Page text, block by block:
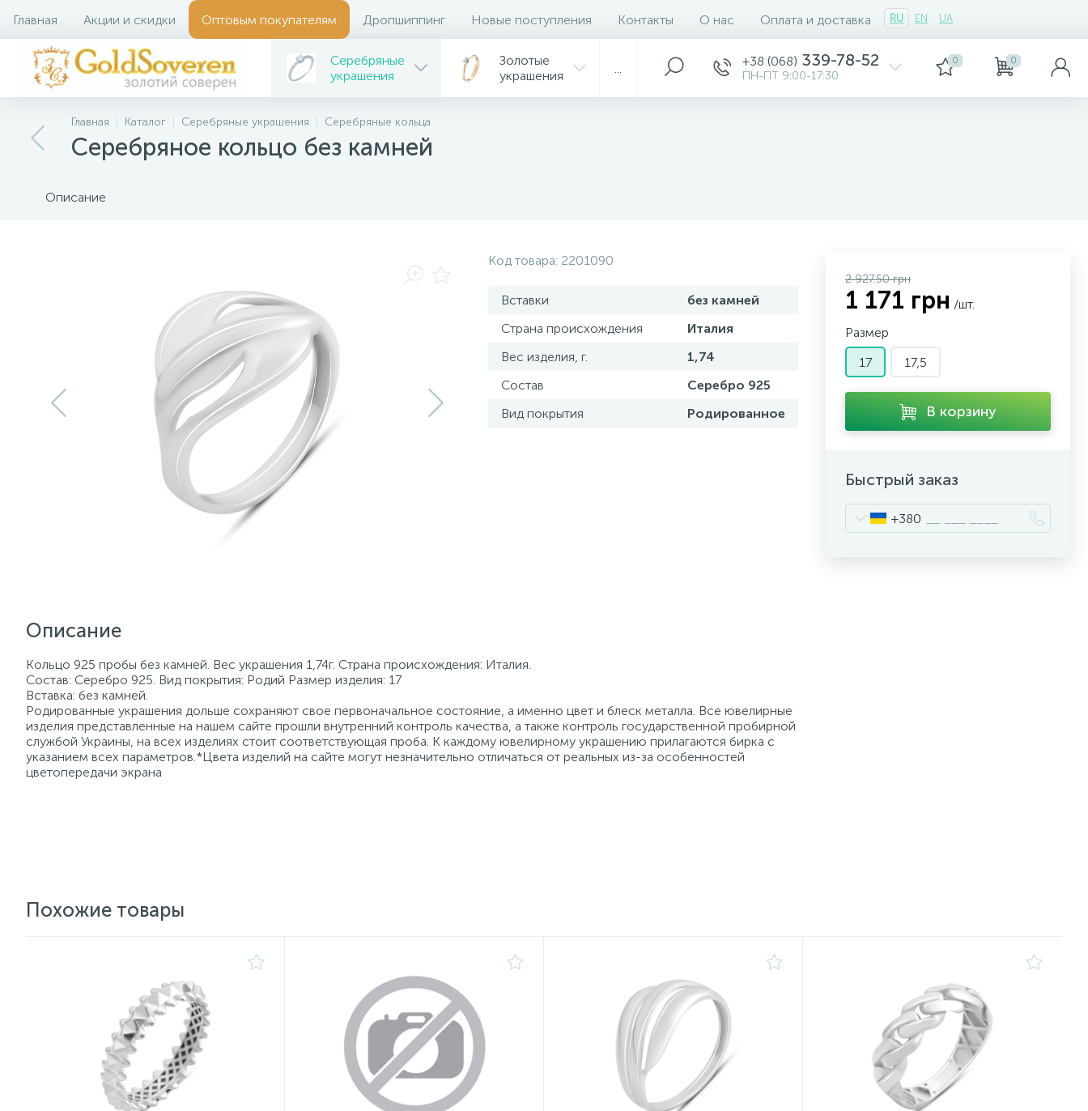
Главная Акции и скидки Оптовым покупателям Дропшиппинг Новые поступления Контакты О нас Оплата и доставка RU EN UA
Серебряные
украшения
Золотые
украшения
+38 (068) 339-78-52
ПН-ПТ 9:00-17:30
0 0
Главная Каталог Серебряные украшения Серебряные кольца
Серебряное кольцо без камней
Описание
Код товара: 2201090
Вставки
без камней
Страна происхождения
Италия
Вес изделия, г.
1,74
Состав
Серебро 925
Вид покрытия
Родированное
Описание
Кольцо 925 пробы без камней. Вес украшения 1,74г. Страна происхождения: Италия.
Состав: Серебро 925. Вид покрытия: Родий Размер изделия: 17
Вставка: без камней.
Родированные украшения дольше сохраняют свое первоначальное состояние, а именно цвет и блеск металла. Все ювелирные
изделия представленные на нашем сайте прошли внутренний контроль качества, а также контроль государственной пробирной
службой Украины, на всех изделиях стоит соответствующая проба. К каждому ювелирному украшению прилагаются бирка с
указанием всех параметров.*Цвета изделий на сайте могут незначительно отличаться от реальных из-за особенностей
цветопередачи экрана
2 927.50 грн
1 171 грн /шт.
Размер
17
17,5
В корзину
Быстрый заказ
+380
Похожие товары